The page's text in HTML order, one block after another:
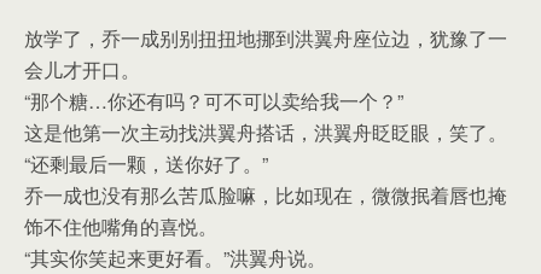
放学了，乔一成别别扭扭地挪到洪翼舟座位边，犹豫了一
会儿才开口。
“那个糖…你还有吗？可不可以卖给我一个？”
这是他第一次主动找洪翼舟搭话，洪翼舟眨眨眼，笑了。
“还剩最后一颗，送你好了。”
乔一成也没有那么苦瓜脸嘛，比如现在，微微抿着唇也掩
饰不住他嘴角的喜悦。
“其实你笑起来更好看。”洪翼舟说。